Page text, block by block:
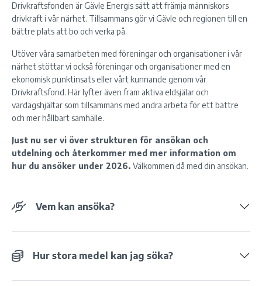
Drivkraftsfonden är Gävle Energis sätt att främja människors
drivkraft i vår närhet. Tillsammans gör vi Gävle och regionen till en
bättre plats att bo och verka på.
Utöver våra samarbeten med föreningar och organisationer i vår
närhet stöttar vi också föreningar och organisationer med en
ekonomisk punktinsats eller vårt kunnande genom vår
Drivkraftsfond. Här lyfter även fram aktiva eldsjälar och
vardagshjältar som tillsammans med andra arbeta för ett bättre
och mer hållbart samhälle.
Just nu ser vi över strukturen för ansökan och
utdelning och återkommer med mer information om
hur du ansöker under 2026. Välkommen då med din ansökan.
Vem kan ansöka?
Hur stora medel kan jag söka?